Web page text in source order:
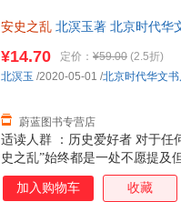
安史之乱 北溟玉著 北京时代华
适读人群 ：历史爱好者 对于任
史之乱”始终都是一处不愿提及
来，惊破霓裳羽衣曲。”在哀鸿
又何止是唐明皇与杨贵妃的浪
¥14.70 定价： ¥59.00 (2.5折)
蔚蓝图书专营店
北溟玉 /2020-05-01 /北京时代华文
加入购物车 收藏